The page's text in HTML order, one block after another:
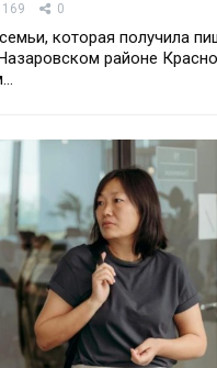
169 0
которая получила
районе